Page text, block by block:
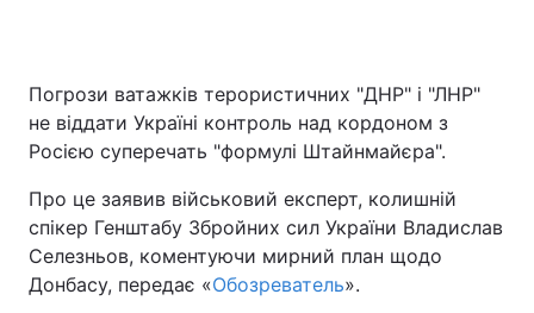
Погрози ватажків терористичних "ДНР" і "ЛНР"
не віддати Україні контроль над кордоном з
Росією суперечать "формулі Штайнмайєра".
Про це заявив військовий експерт, колишній
спікер Генштабу Збройних сил України Владислав
Селезньов, коментуючи мирний план щодо
Донбасу, передає «Обозреватель».